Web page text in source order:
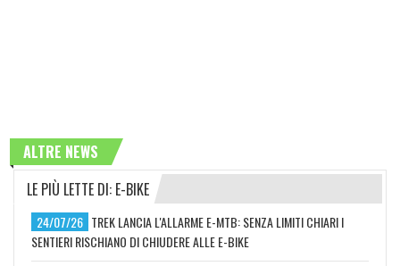
ALTRE NEWS
LE PIÙ LETTE DI: E-BIKE
24/07/26 TREK LANCIA L'ALLARME E-MTB: SENZA LIMITI CHIARI I
SENTIERI RISCHIANO DI CHIUDERE ALLE E-BIKE